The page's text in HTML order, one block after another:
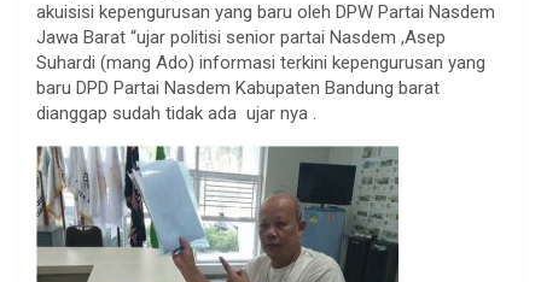
akuisisi kepengurusan yang baru oleh DPW Partai Nasdem
Jawa Barat “ujar politisi senior partai Nasdem ,Asep
Suhardi (mang Ado) informasi terkini kepengurusan yang
baru DPD Partai Nasdem Kabupaten Bandung barat
dianggap sudah tidak ada ujar nya .